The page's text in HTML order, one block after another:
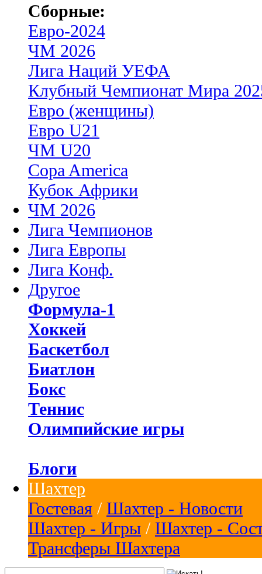
Сборные:
Евро-2024
ЧМ 2026
Лига Наций УЕФА
Клубный Чемпионат Мира
Евро (женщины)
Евро U21
ЧМ U20
Copa America
Кубок Африки
ЧМ 2026
Лига Чемпионов
Лига Европы
Лига Конф.
Другое
Формула-1
Хоккей
Баскетбол
Биатлон
Бокс
Теннис
Олимпийские игры
Блоги
Шахтер
Гостевая / Шахтер - Новости
Шахтер - Игры / Шахтер -
Трансферы Шахтера